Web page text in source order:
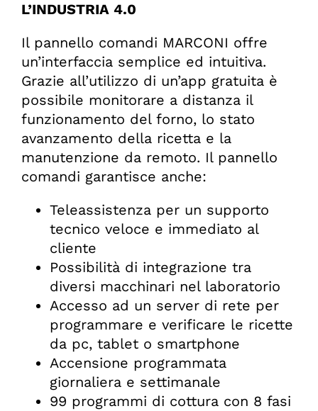
L’INDUSTRIA 4.0
Il pannello comandi MARCONI offre
un’interfaccia semplice ed intuitiva.
Grazie all’utilizzo di un’app gratuita è
possibile monitorare a distanza il
funzionamento del forno, lo stato
avanzamento della ricetta e la
manutenzione da remoto. Il pannello
comandi garantisce anche:
Teleassistenza per un supporto
tecnico veloce e immediato al
cliente
Possibilità di integrazione tra
diversi macchinari nel laboratorio
Accesso ad un server di rete per
programmare e verificare le ricette
da pc, tablet o smartphone
Accensione programmata
giornaliera e settimanale
99 programmi di cottura con 8 fasi